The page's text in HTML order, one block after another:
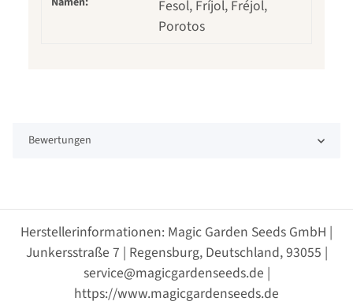
Fesol, Fríjol, Fréjol,
Porotos
Bewertungen
Herstellerinformationen: Magic Garden Seeds GmbH |
Junkersstraße 7 | Regensburg, Deutschland, 93055 |
service@magicgardenseeds.de |
https://www.magicgardenseeds.de